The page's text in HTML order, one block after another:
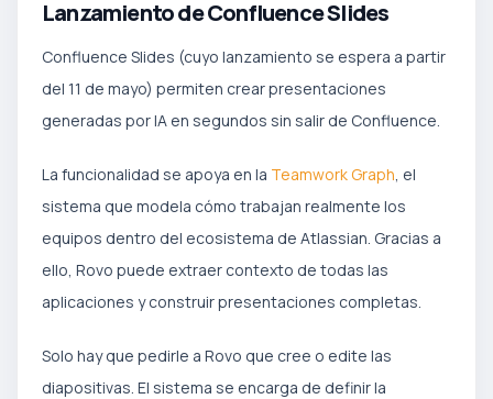
Lanzamiento de Confluence Slides
Confluence Slides (cuyo lanzamiento se espera a partir
del 11 de mayo) permiten crear presentaciones
generadas por IA en segundos sin salir de Confluence.
La funcionalidad se apoya en la Teamwork Graph, el
sistema que modela cómo trabajan realmente los
equipos dentro del ecosistema de Atlassian. Gracias a
ello, Rovo puede extraer contexto de todas las
aplicaciones y construir presentaciones completas.
Solo hay que pedirle a Rovo que cree o edite las
diapositivas. El sistema se encarga de definir la